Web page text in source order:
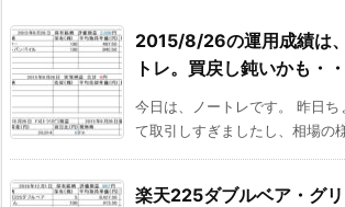
2015/8/26の運用成績は
トレ。買戻し鈍いかも・・
今日は、ノートレです。 昨日ち
て取引しすぎましたし、相場の
楽天225ダブルベア・グ